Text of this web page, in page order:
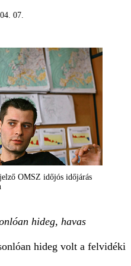
07.
OMSZ időjós időjárás
hideg, havas
hideg volt a felvidéki